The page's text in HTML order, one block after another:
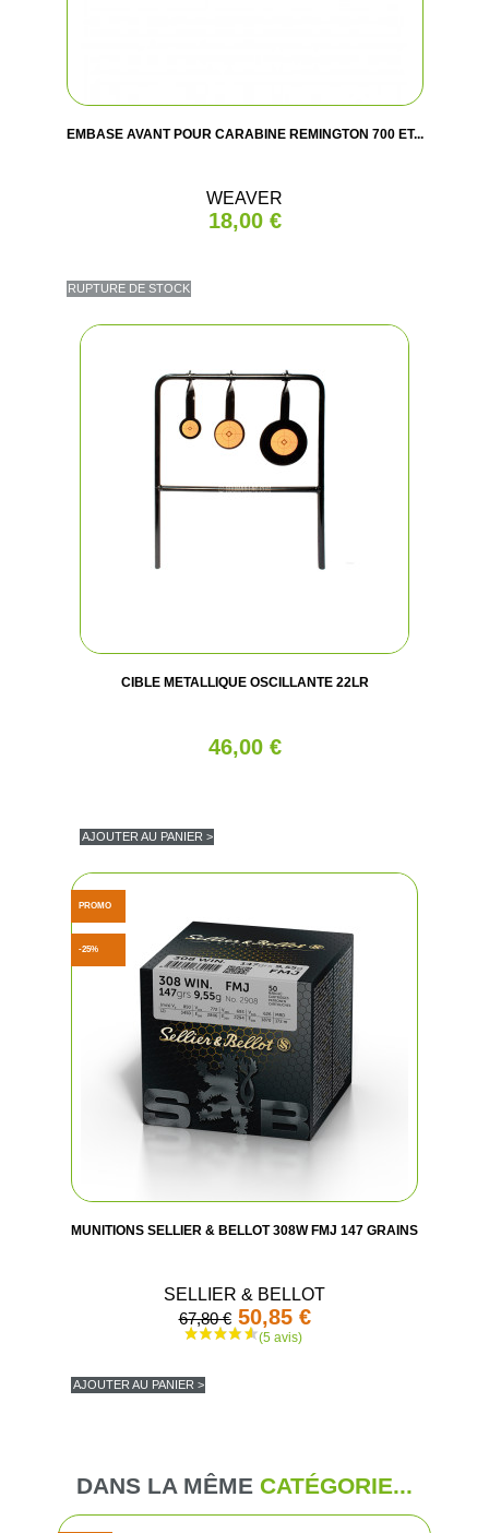
EMBASE AVANT POUR CARABINE REMINGTON 700 ET...
WEAVER
18,00 €
RUPTURE DE STOCK
CIBLE METALLIQUE OSCILLANTE 22LR
46,00 €
AJOUTER AU PANIER >
MUNITIONS SELLIER & BELLOT 308W FMJ 147 GRAINS
SELLIER & BELLOT
67,80 € 50,85 €
AJOUTER AU PANIER >
PROMO
-25%
DANS LA MÊME CATÉGORIE...